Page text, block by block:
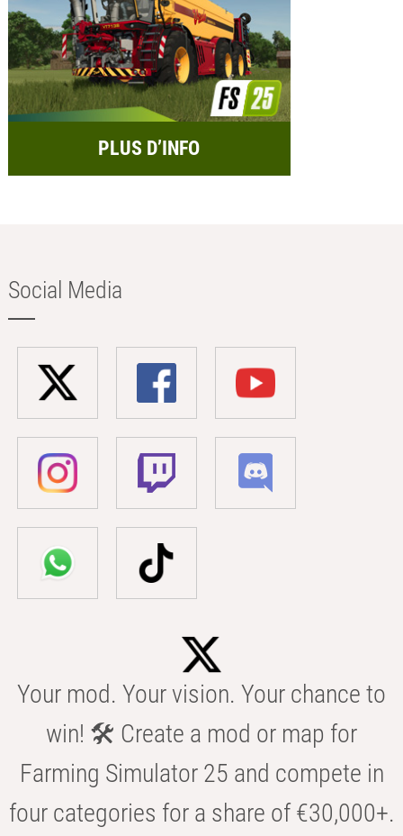
PLUS D’INFO
Social Media
Your mod. Your vision. Your chance to
win! 🛠️ Create a mod or map for
Farming Simulator 25 and compete in
four categories for a share of €30,000+.